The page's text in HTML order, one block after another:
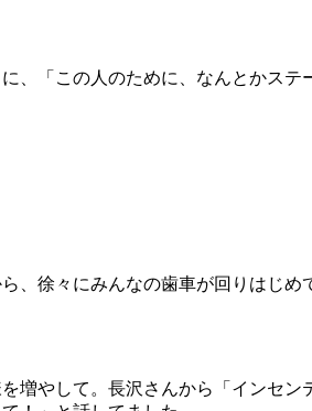
、「この人のために、なんとかステ
、徐々にみんなの歯車が回りはじめ
増やして。 長沢さんから「インセン